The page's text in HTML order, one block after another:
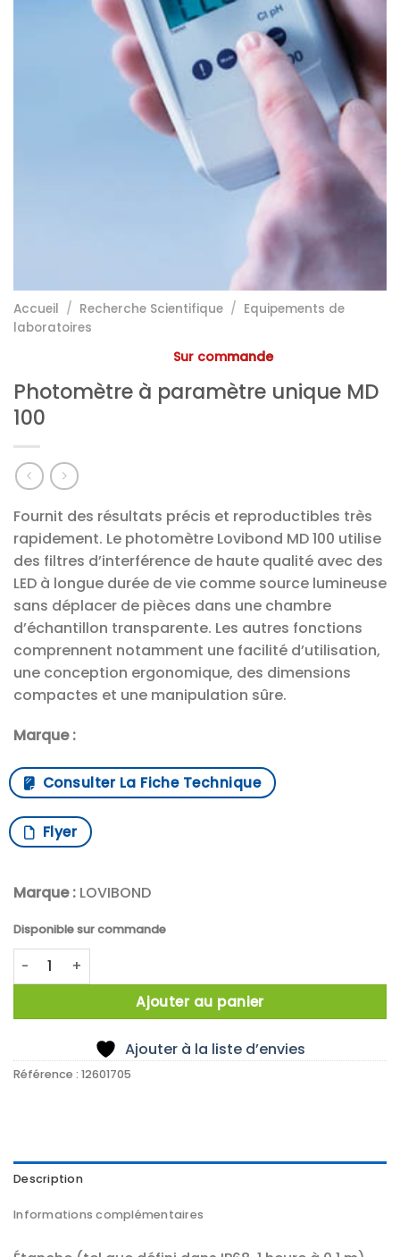
Accueil / Recherche Scientifique / Equipements de
laboratoires
Sur commande
Photomètre à paramètre unique MD
100
Fournit des résultats précis et reproductibles très
rapidement. Le photomètre Lovibond MD 100 utilise
des filtres d’interférence de haute qualité avec des
LED à longue durée de vie comme source lumineuse
sans déplacer de pièces dans une chambre
d’échantillon transparente. Les autres fonctions
comprennent notamment une facilité d’utilisation,
une conception ergonomique, des dimensions
compactes et une manipulation sûre.
Marque :
Consulter La Fiche Technique
Flyer
Marque : LOVIBOND
Disponible sur commande
quantité de Photomètre à paramètre unique MD 100
Ajouter au panier
Ajouter à la liste d’envies
Référence : 12601705
Description
Informations complémentaires